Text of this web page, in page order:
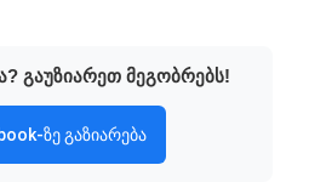
გაუზიარეთ მეგობრებს!
ზე გაზიარება